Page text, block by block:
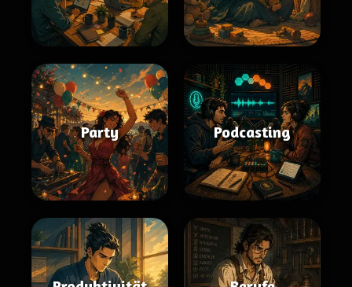
Party Podcasting